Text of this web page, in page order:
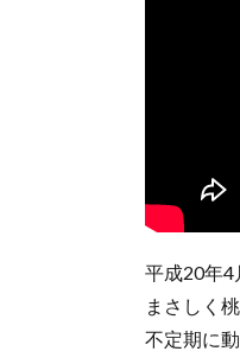
平成20年4
まさしく
不定期に